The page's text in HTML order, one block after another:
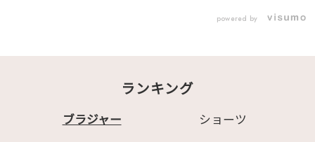
ェック ハーフカップ
ブラ ✧120234 とろ
ける ノンワイヤー ブ
powered by
ランキング
ブラジャー ショーツ